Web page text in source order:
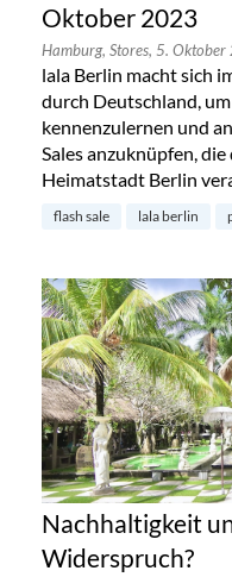
Oktober 2023
Hamburg, Stores, 5. Oktober
lala Berlin macht sich
durch Deutschland,
kennenzulernen und
Sales anzuknüpfen,
Heimatstadt Berlin
flash sale lala berlin
Nachhaltigkeit
Widerspruch?